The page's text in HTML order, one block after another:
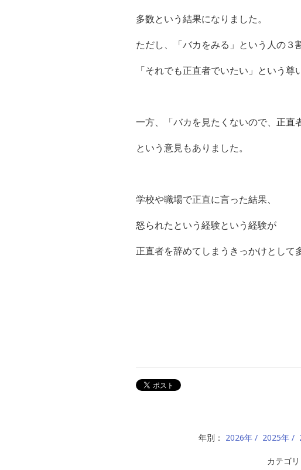
多数という結果になりました。
ただし、「バカをみる」という人の３
「それでも正直者でいたい」という尊
一方、「バカを見たくないので、正直
という意見もありました。
学校や職場で正直に言った結果、
怒られたという経験という経験が
正直者を辞めてしまうきっかけとして
年別： 2026年 2025年
カテゴリ